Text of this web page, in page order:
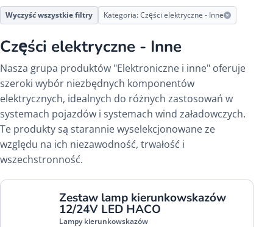
Wyczyść wszystkie filtry Kategoria: Części elektryczne - Inne
Części elektryczne - Inne
Nasza grupa produktów "Elektroniczne i inne" oferuje
szeroki wybór niezbędnych komponentów
elektrycznych, idealnych do różnych zastosowań w
systemach pojazdów i systemach wind załadowczych.
Te produkty są starannie wyselekcjonowane ze
względu na ich niezawodność, trwałość i
wszechstronność.
Zestaw lamp kierunkowskazów
12/24V LED HACO
Lampy kierunkowskazów